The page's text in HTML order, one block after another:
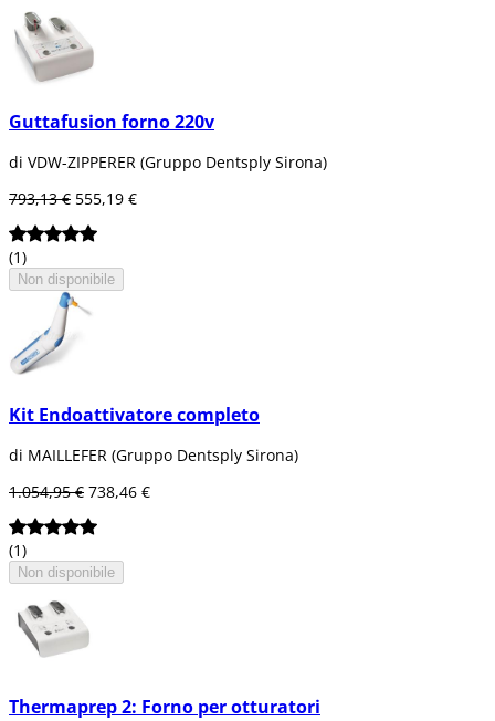
Guttafusion forno 220v
di VDW-ZIPPERER (Gruppo Dentsply Sirona)
793,13 € 555,19 €
(1)
Non disponibile
Kit Endoattivatore completo
di MAILLEFER (Gruppo Dentsply Sirona)
1.054,95 € 738,46 €
(1)
Non disponibile
Thermaprep 2: Forno per otturatori